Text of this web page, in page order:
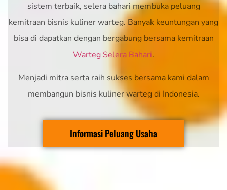
sistem terbaik, selera bahari membuka peluang
kemitraan bisnis kuliner warteg. Banyak keuntungan yang
bisa di dapatkan dengan bergabung bersama kemitraan
Warteg Selera Bahari.
Menjadi mitra serta raih sukses bersama kami dalam
membangun bisnis kuliner warteg di Indonesia.
Informasi Peluang Usaha